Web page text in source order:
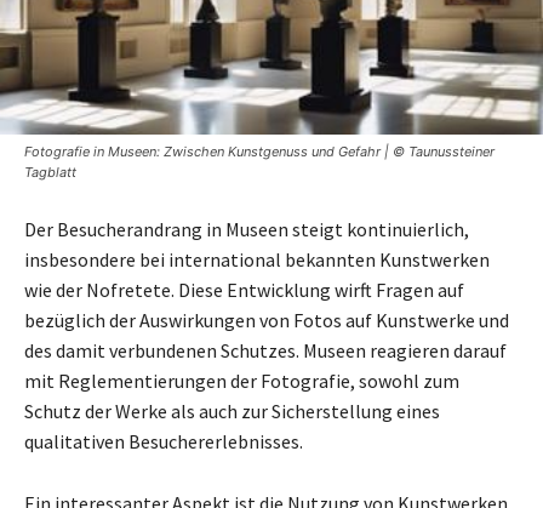
Fotografie in Museen: Zwischen Kunstgenuss und Gefahr | © Taunussteiner
Tagblatt
Der Besucherandrang in Museen steigt kontinuierlich,
insbesondere bei international bekannten Kunstwerken
wie der Nofretete. Diese Entwicklung wirft Fragen auf
bezüglich der Auswirkungen von Fotos auf Kunstwerke und
des damit verbundenen Schutzes. Museen reagieren darauf
mit Reglementierungen der Fotografie, sowohl zum
Schutz der Werke als auch zur Sicherstellung eines
qualitativen Besuchererlebnisses.
Ein interessanter Aspekt ist die Nutzung von Kunstwerken